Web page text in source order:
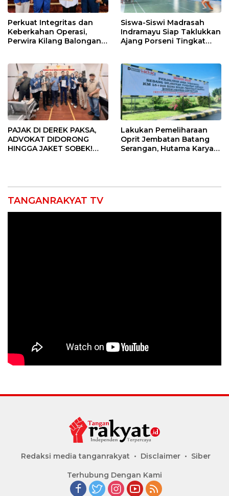
Perkuat Integritas dan
Keberkahan Operasi,
Perwira Kilang Balongan
Siswa-Siswi Madrasah
Indramayu Siap Taklukkan
Ajang Porseni Tingkat
PAJAK DI DEREK PAKSA,
ADVOKAT DIDORONG
HINGGA JAKET SOBEK!
Lakukan Pemeliharaan
Oprit Jembatan Batang
Serangan, Hutama Karya
TANGANRAKYAT TV
Redaksi media tanganrakyat Disclaimer Siber
Terhubung Dengan Kami